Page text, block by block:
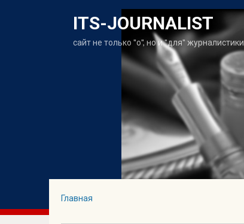
ITS-JOURNALIST
сайт не только "о", но и "для" журналистики
Главная